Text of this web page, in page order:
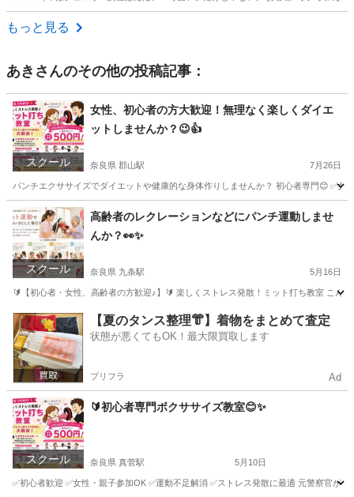
大阪 大阪市
もっと見る
あき さんのその他の投稿記事：
スクール
女性、初心者の方大歓迎！無理なく楽しくダイエ
ットしませんか？😉👍
奈良県 郡山駅 7月26日
パンチエクササイズでダイエットや健康的な身体作りしませんか？ 初心者専門😊 ✅
奈良 大和郡山市 郡山駅 運動不足
スクール
高齢者のレクレーションなどにパンチ運動しませ
んか？👀✨
奈良県 九条駅 5月16日
🔰【初心者・女性、高齢者の方歓迎♪】🔰 楽しくストレス発散！ミット打ち教室 こ
奈良 奈良市 九条駅 スポーツ ミット
【夏のタンス整理👘】着物をまとめて査定
状態が悪くてもOK！最大限買取します
プリフラ Ad
スクール
🔰初心者専門ボクササイズ教室😊✨
奈良県 真菅駅 5月10日
✅初心者歓迎 ✅女性・親子参加OK ✅運動不足解消 ✅ストレス発散に最適 元警察官が